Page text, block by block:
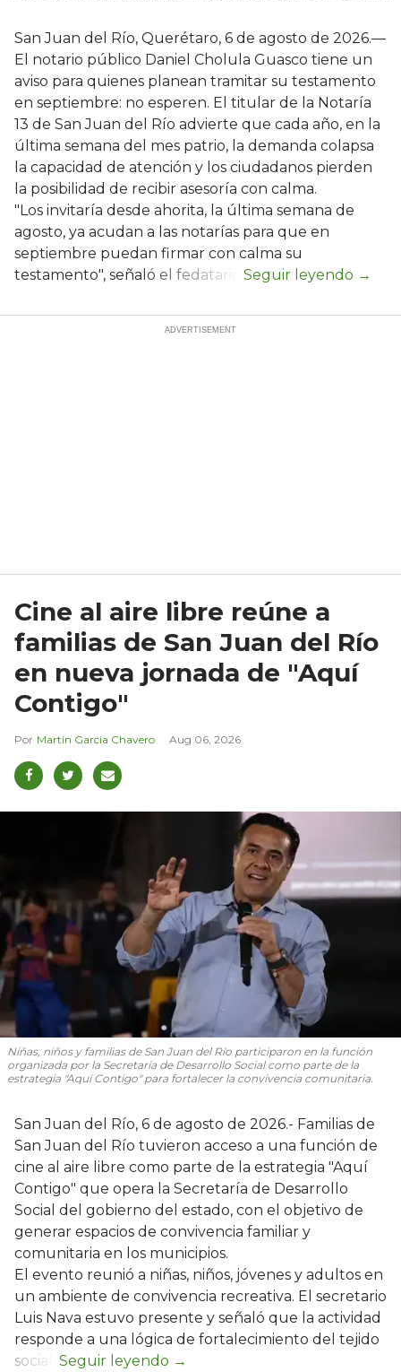
San Juan del Río, Querétaro, 6 de agosto de 2026.—
El notario público Daniel Cholula Guasco tiene un
aviso para quienes planean tramitar su testamento
en septiembre: no esperen. El titular de la Notaría
13 de San Juan del Río advierte que cada año, en la
última semana del mes patrio, la demanda colapsa
la capacidad de atención y los ciudadanos pierden
la posibilidad de recibir asesoría con calma.
"Los invitaría desde ahorita, la última semana de
agosto, ya acudan a las notarías para que en
septiembre puedan firmar con calma su
testamento", señaló el fedatario.
Cine al aire libre reúne a
familias de San Juan del Río
en nueva jornada de "Aquí
Contigo"
Martín García Chavero Aug 06, 2026
Niñas, niños y familias de San Juan del Río participaron en la función
organizada por la Secretaría de Desarrollo Social como parte de la
estrategia "Aquí Contigo" para fortalecer la convivencia comunitaria.
San Juan del Río, 6 de agosto de 2026.- Familias de
San Juan del Río tuvieron acceso a una función de
cine al aire libre como parte de la estrategia "Aquí
Contigo" que opera la Secretaría de Desarrollo
Social del gobierno del estado, con el objetivo de
generar espacios de convivencia familiar y
comunitaria en los municipios.
El evento reunió a niñas, niños, jóvenes y adultos en
un ambiente de convivencia recreativa. El secretario
Luis Nava estuvo presente y señaló que la actividad
responde a una lógica de fortalecimiento del tejido
social: